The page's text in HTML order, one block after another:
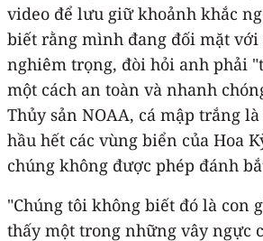
video để lưu giữ khoảnh khắc
biết rằng mình đang đối mặt
nghiêm trọng, đòi hỏi anh phải
một cách an toàn và nhanh
Thủy sản NOAA, cá mập trắng
hầu hết các vùng biển của Hoa
chúng không được phép đánh
"Chúng tôi không biết đó là con
thấy một trong những vây ngực